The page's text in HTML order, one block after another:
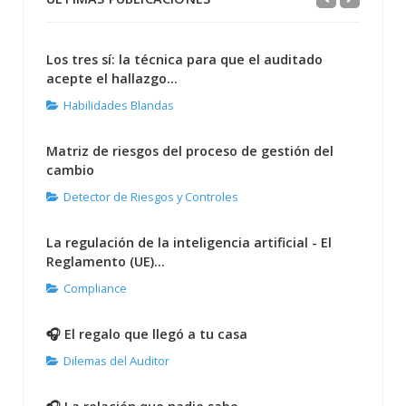
Los tres sí: la técnica para que el auditado
acepte el hallazgo...
Habilidades Blandas
Matriz de riesgos del proceso de gestión del
cambio
Detector de Riesgos y Controles
La regulación de la inteligencia artificial - El
Reglamento (UE)...
Compliance
🎧 El regalo que llegó a tu casa
Dilemas del Auditor